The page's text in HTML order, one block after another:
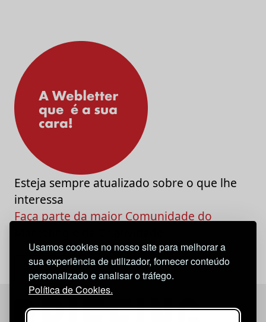
Usamos cookies no nosso site para melhorar a
sua experiência de utilizador, fornecer conteúdo
personalizado e analisar o tráfego.
Política de Cookies.
Esteja sempre atualizado sobre o que lhe
interessa
Faça parte da maior Comunidade do